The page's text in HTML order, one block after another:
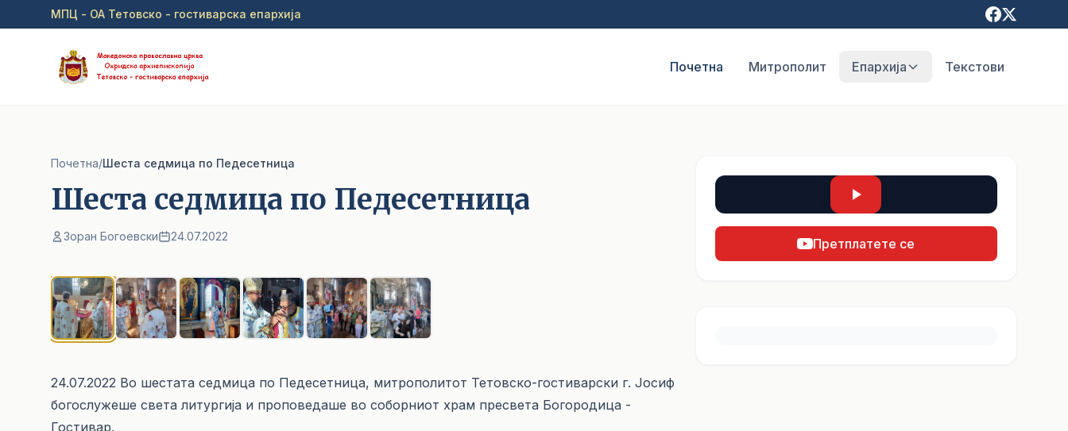
Прејди на главна содржина
МПЦ - ОА Тетовско - гостиварска епархија
Почетна Митрополит Епархија Текстови
Почетна/Шеста седмица по Педесетница
Шеста седмица по Педесетница
Зоран Богоевски 24.07.2022
24.07.2022 Во шестата седмица по Педесетница, митрополитот Тетовско-гостиварски г. Јосиф
богослужеше света литургија и проповедаше во соборниот храм пресвета Богородица -
Гостивар.
Претплатете се